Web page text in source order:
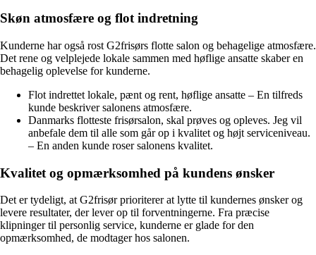
Skøn atmosfære og flot indretning
Kunderne har også rost G2frisørs flotte salon og behagelige atmosfære.
Det rene og velplejede lokale sammen med høflige ansatte skaber en
behagelig oplevelse for kunderne.
Flot indrettet lokale, pænt og rent, høflige ansatte – En tilfreds
kunde beskriver salonens atmosfære.
Danmarks flotteste frisørsalon, skal prøves og opleves. Jeg vil
anbefale dem til alle som går op i kvalitet og højt serviceniveau.
– En anden kunde roser salonens kvalitet.
Kvalitet og opmærksomhed på kundens ønsker
Det er tydeligt, at G2frisør prioriterer at lytte til kundernes ønsker og
levere resultater, der lever op til forventningerne. Fra præcise
klipninger til personlig service, kunderne er glade for den
opmærksomhed, de modtager hos salonen.